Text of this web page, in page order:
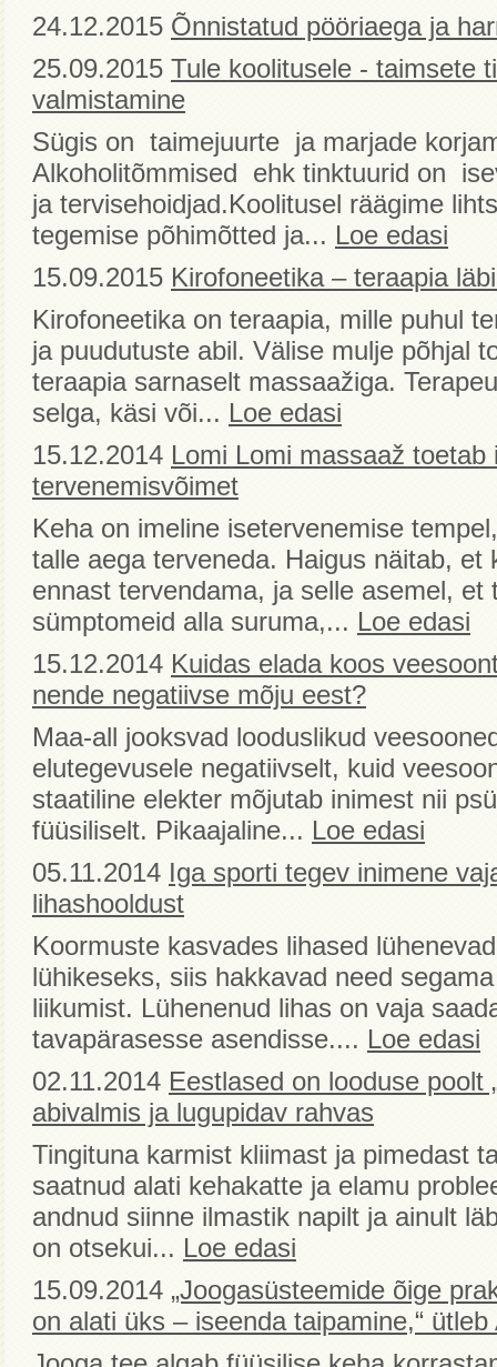
24.12.2015 Õnnistatud pööriaega ja
25.09.2015 Tule koolitusele - taimsete
valmistamine
Sügis on taimejuurte ja marjade
Alkoholitõmmised ehk tinktuurid on
ja tervisehoidjad.Koolitusel räägime
tegemise põhimõtted ja... Loe edasi
15.09.2015 Kirofoneetika – teraapia
Kirofoneetika on teraapia, mille puhul
ja puudutuste abil. Välise mulje põhjal
teraapia sarnaselt massaažiga.
selga, käsi või... Loe edasi
15.12.2014 Lomi Lomi massaaž
tervenemisvõimet
Keha on imeline isetervenemise
talle aega terveneda. Haigus näitab, et
ennast tervendama, ja selle asemel, et
sümptomeid alla suruma,... Loe edasi
15.12.2014 Kuidas elada koos
nende negatiivse mõju eest?
Maa-all jooksvad looduslikud
elutegevusele negatiivselt, kuid
staatiline elekter mõjutab inimest nii
füüsiliselt. Pikaajaline... Loe edasi
05.11.2014 Iga sporti tegev inimene
lihashooldust
Koormuste kasvades lihased
lühikeseks, siis hakkavad need
liikumist. Lühenenud lihas on vaja
tavapärasesse asendisse.... Loe edasi
02.11.2014 Eestlased on looduse poolt
abivalmis ja lugupidav rahvas
Tingituna karmist kliimast ja pimedast
saatnud alati kehakatte ja elamu
andnud siinne ilmastik napilt ja ainult
on otsekui... Loe edasi
15.09.2014 „Joogasüsteemide õige
on alati üks – iseenda taipamine,“